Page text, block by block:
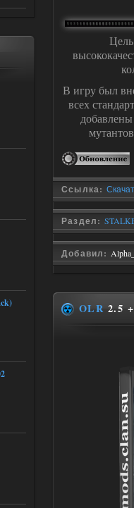
В игру был
всех
Ссылка:
Раздел:
Добавил:
OLR 2.5